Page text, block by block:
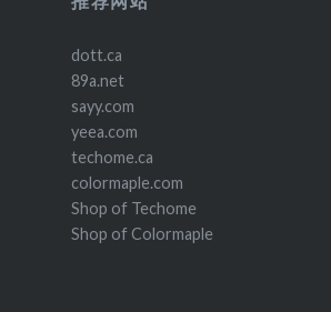
dott.ca
89a.net
sayy.com
yeea.com
techome.ca
colormaple.com
Shop of Techome
Shop of Colormaple